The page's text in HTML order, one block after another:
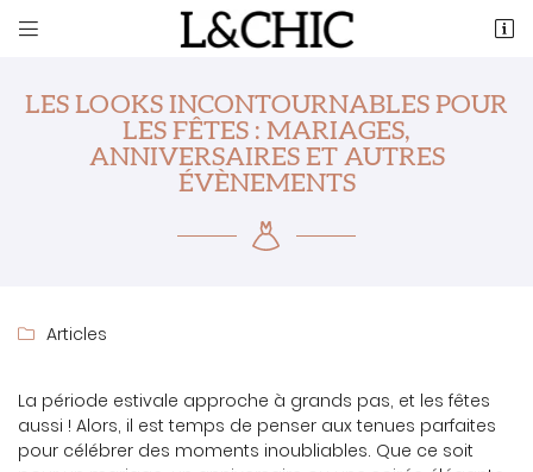
 
4, rue de la République
07 60 16 67 23
 Recopier le code ci-contre
LES LOOKS INCONTOURNABLES POUR
LES FÊTES : MARIAGES,
ANNIVERSAIRES ET AUTRES
ÉVÈNEMENTS
 Articles
La période estivale approche à grands pas, et les fêtes
aussi ! Alors, il est temps de penser aux tenues parfaites
pour célébrer des moments inoubliables. Que ce soit